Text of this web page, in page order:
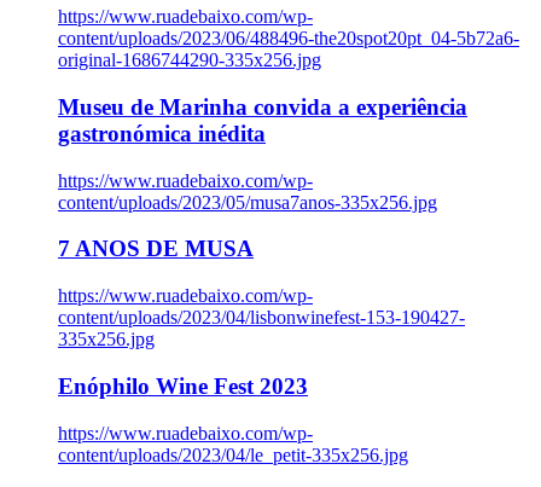
https://www.ruadebaixo.com/wp-
content/uploads/2023/06/488496-the20spot20pt_04-5b72a6-
original-1686744290-335x256.jpg
Museu de Marinha convida a experiência
gastronómica inédita
https://www.ruadebaixo.com/wp-
content/uploads/2023/05/musa7anos-335x256.jpg
7 ANOS DE MUSA
https://www.ruadebaixo.com/wp-
content/uploads/2023/04/lisbonwinefest-153-190427-
335x256.jpg
Enóphilo Wine Fest 2023
https://www.ruadebaixo.com/wp-
content/uploads/2023/04/le_petit-335x256.jpg